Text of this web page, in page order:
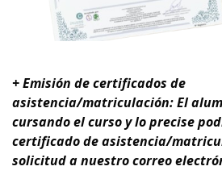
+ Emisión de certificados de
asistencia/matriculación: El
cursando el curso y lo precise
certificado de asistencia/
solicitud a nuestro correo